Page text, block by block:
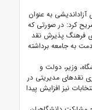
به عنوان
کرد: در صورتی که
فرهنگ پذیرش نقد
به جامعه برداشته
وزیر، دولت و
نقدهای مدیریتی در
نیز افزایش پیدا